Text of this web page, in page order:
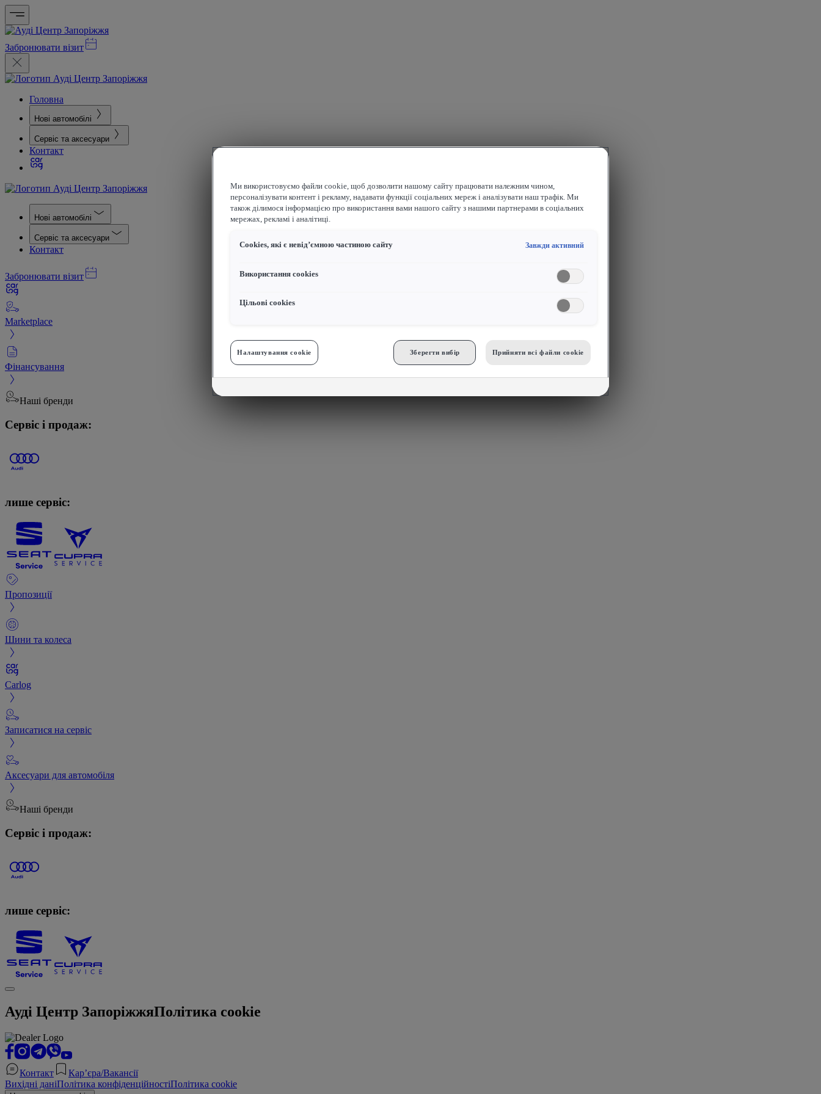
Забронювати візит
Головна
Нові автомобілі
Сервіс та аксесуари
Контакт
Нові автомобілі
Сервіс та аксесуари
Контакт
Забронювати візит
Marketplace
Фінансування
Наші бренди
Сервіс і продаж:
лише сервіс:
Пропозиції
Шини та колеса
Carlog
Записатися на сервіс
Аксесуари для автомобіля
Наші бренди
Сервіс і продаж:
лише сервіс:
Ауді Центр ЗапоріжжяПолітика cookie
Контакт
Кар’єра/Вакансії
Вихідні даніПолітика конфіденційностіПолітика cookie
Ми використовуємо файли cookie, щоб дозволити нашому сайту працювати належним чином,
персоналізувати контент і рекламу, надавати функції соціальних мереж і аналізувати наш трафік. Ми
також ділимося інформацією про використання вами нашого сайту з нашими партнерами в соціальних
мережах, рекламі і аналітиці.
Сookies, які є невід’ємною частиною сайту Завжди активний
Використання cookies
Цільові сookies
Налаштування cookie Зберегти вибір Прийняти всі файли сookie